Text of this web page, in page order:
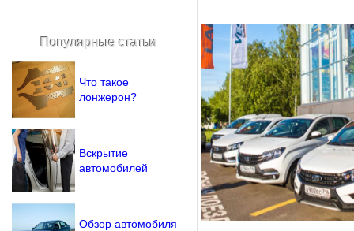
Напомнить пароль?
Популярные статьи
Что такое
лонжерон?
Вскрытие
автомобилей
Обзор автомобиля